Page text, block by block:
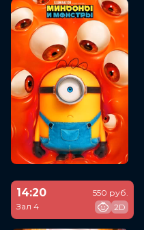
14:20
Зал 4
550 руб.
2D